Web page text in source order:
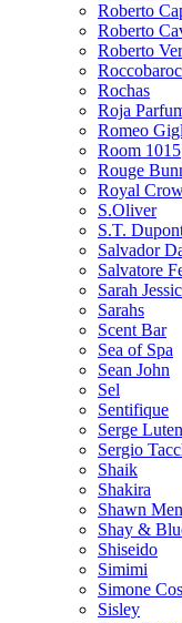
Roberto
Roberto
Roberto
Rochas
Roja
Romeo
Room 1015
Rouge
Royal
S.Oliver
S.T.
Salvador
Salvatore
Sarah
Sarahs
Scent Bar
Sea of Spa
Sean John
Sel
Sentifique
Serge
Sergio
Shaik
Shakira
Shawn
Shay &
Shiseido
Simimi
Simone
Sisley